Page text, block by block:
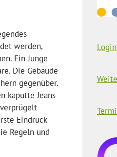
werden,
Ein Junge
Die Gebäude
gegenüber.
kaputte Jeans
Eindruck
Regeln und
Login